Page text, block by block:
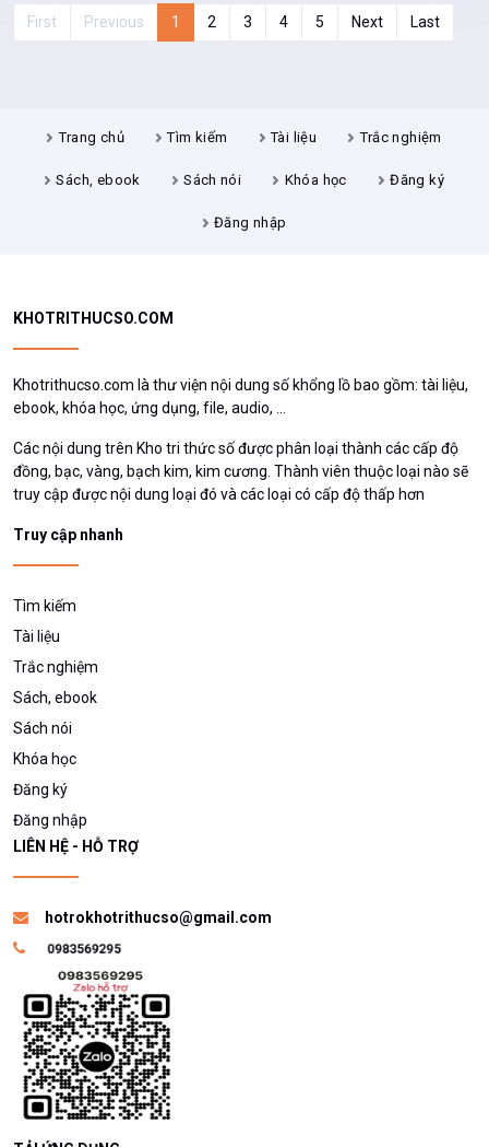
First Previous 1 2 3 4 5 Next Last
Trang chủ Tìm kiếm Tài liệu Trắc nghiệm
Sách, ebook Sách nói Khóa học Đăng ký
Đăng nhập
KHOTRITHUCSO.COM
Khotrithucso.com là thư viện nội dung số khổng lồ bao gồm: tài liệu,
ebook, khóa học, ứng dụng, file, audio, ...
Các nội dung trên Kho tri thức số được phân loại thành các cấp độ
đồng, bạc, vàng, bạch kim, kim cương. Thành viên thuộc loại nào sẽ
truy cập được nội dung loại đó và các loại có cấp độ thấp hơn
Truy cập nhanh
Tìm kiếm
Tài liệu
Trắc nghiệm
Sách, ebook
Sách nói
Khóa học
Đăng ký
Đăng nhập
LIÊN HỆ - HỖ TRỢ
hotrokhotrithucso@gmail.com